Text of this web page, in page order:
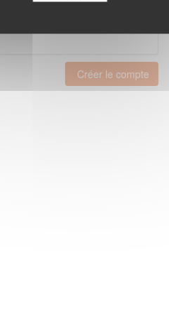
qu'Etudiant ou Interne auprès
national des pharmaciens au
Créer le compte